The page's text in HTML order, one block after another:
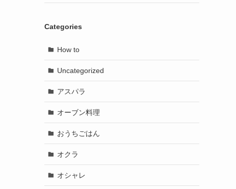
Categories
How to
Uncategorized
アスパラ
オーブン料理
おうちごはん
オクラ
オシャレ